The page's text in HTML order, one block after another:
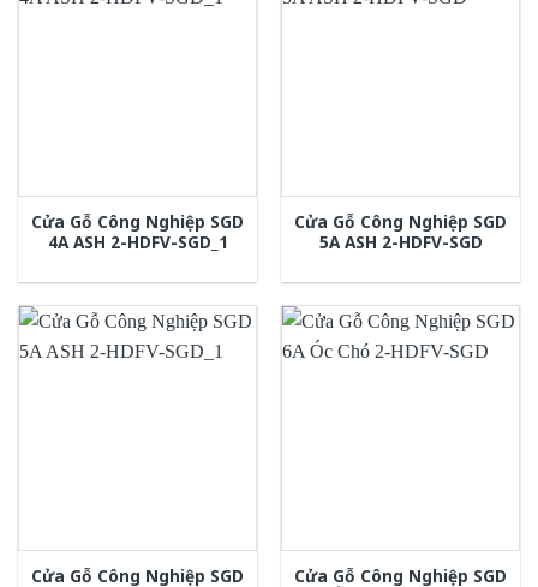
Cửa Gỗ Công Nghiệp SGD
4A ASH 2-HDFV-SGD_1
Cửa Gỗ Công Nghiệp SGD
5A ASH 2-HDFV-SGD
Cửa Gỗ Công Nghiệp SGD
Cửa Gỗ Công Nghiệp SGD